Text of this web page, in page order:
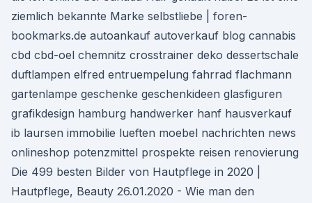
ziemlich bekannte Marke selbstliebe | foren-
bookmarks.de autoankauf autoverkauf blog cannabis
cbd cbd-oel chemnitz crosstrainer deko dessertschale
duftlampen elfred entruempelung fahrrad flachmann
gartenlampe geschenke geschenkideen glasfiguren
grafikdesign hamburg handwerker hanf hausverkauf
ib laursen immobilie lueften moebel nachrichten news
onlineshop potenzmittel prospekte reisen renovierung
Die 499 besten Bilder von Hautpflege in 2020 |
Hautpflege, Beauty 26.01.2020 - Wie man den